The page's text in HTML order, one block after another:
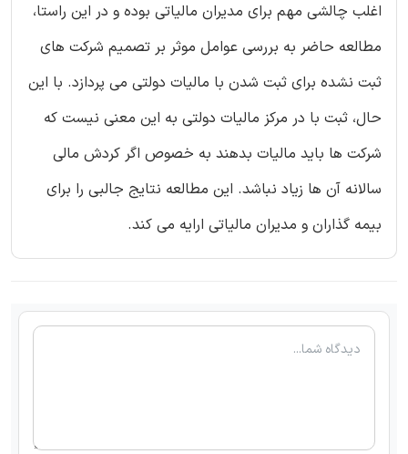
اغلب چالشی مهم برای مدیران مالیاتی بوده و در این راستا،
مطالعه حاضر به بررسی عوامل موثر بر تصمیم شرکت های
ثبت نشده برای ثبت شدن با مالیات دولتی می پردازد. با این
حال، ثبت با در مرکز مالیات دولتی به این معنی نیست که
شرکت ها باید مالیات بدهند به خصوص اگر کردش مالی
سالانه آن ها زیاد نباشد. این مطالعه نتایج جالبی را برای
بیمه گذاران و مدیران مالیاتی ارایه می کند.